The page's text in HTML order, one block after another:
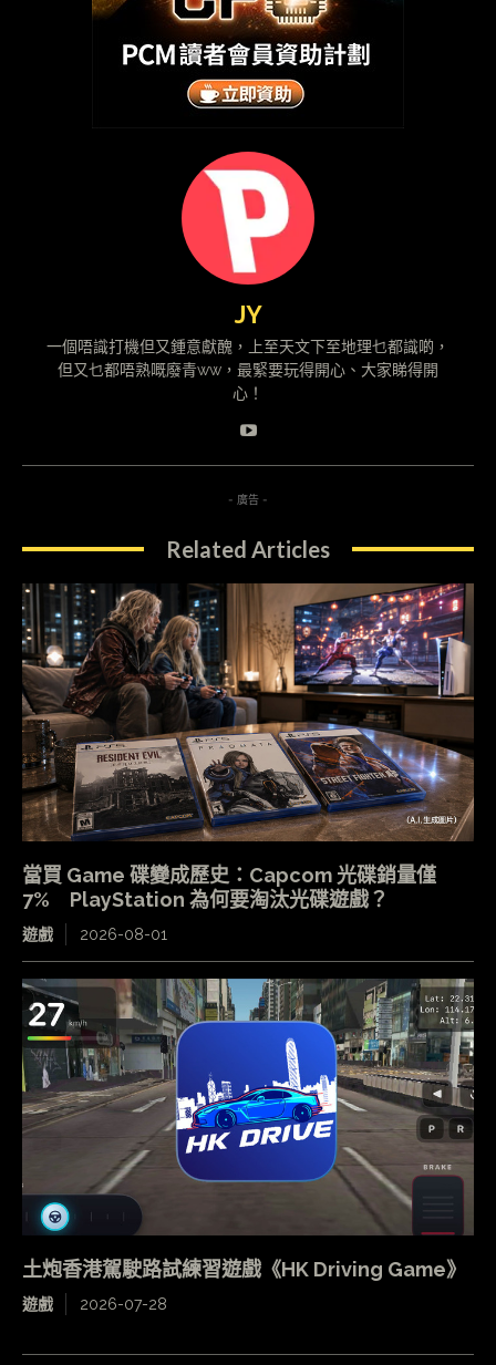
JY
一個唔識打機但又鍾意獻醜，上至天文下至地理乜都識啲，
但又乜都唔熟嘅廢青ww，最緊要玩得開心、大家睇得開
心！
- 廣告 -
Related Articles
當買 Game 碟變成歷史：Capcom 光碟銷量僅
7% PlayStation 為何要淘汰光碟遊戲？
遊戲 2026-08-01
土炮香港駕駛路試練習遊戲《HK Driving Game》
遊戲 2026-07-28